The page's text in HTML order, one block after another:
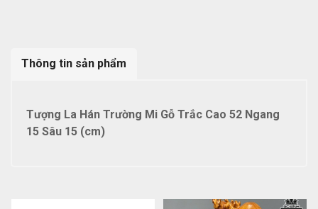
Thông tin sản phẩm
Tượng La Hán Trường Mi Gỗ Trắc Cao 52 Ngang
15 Sâu 15 (cm)